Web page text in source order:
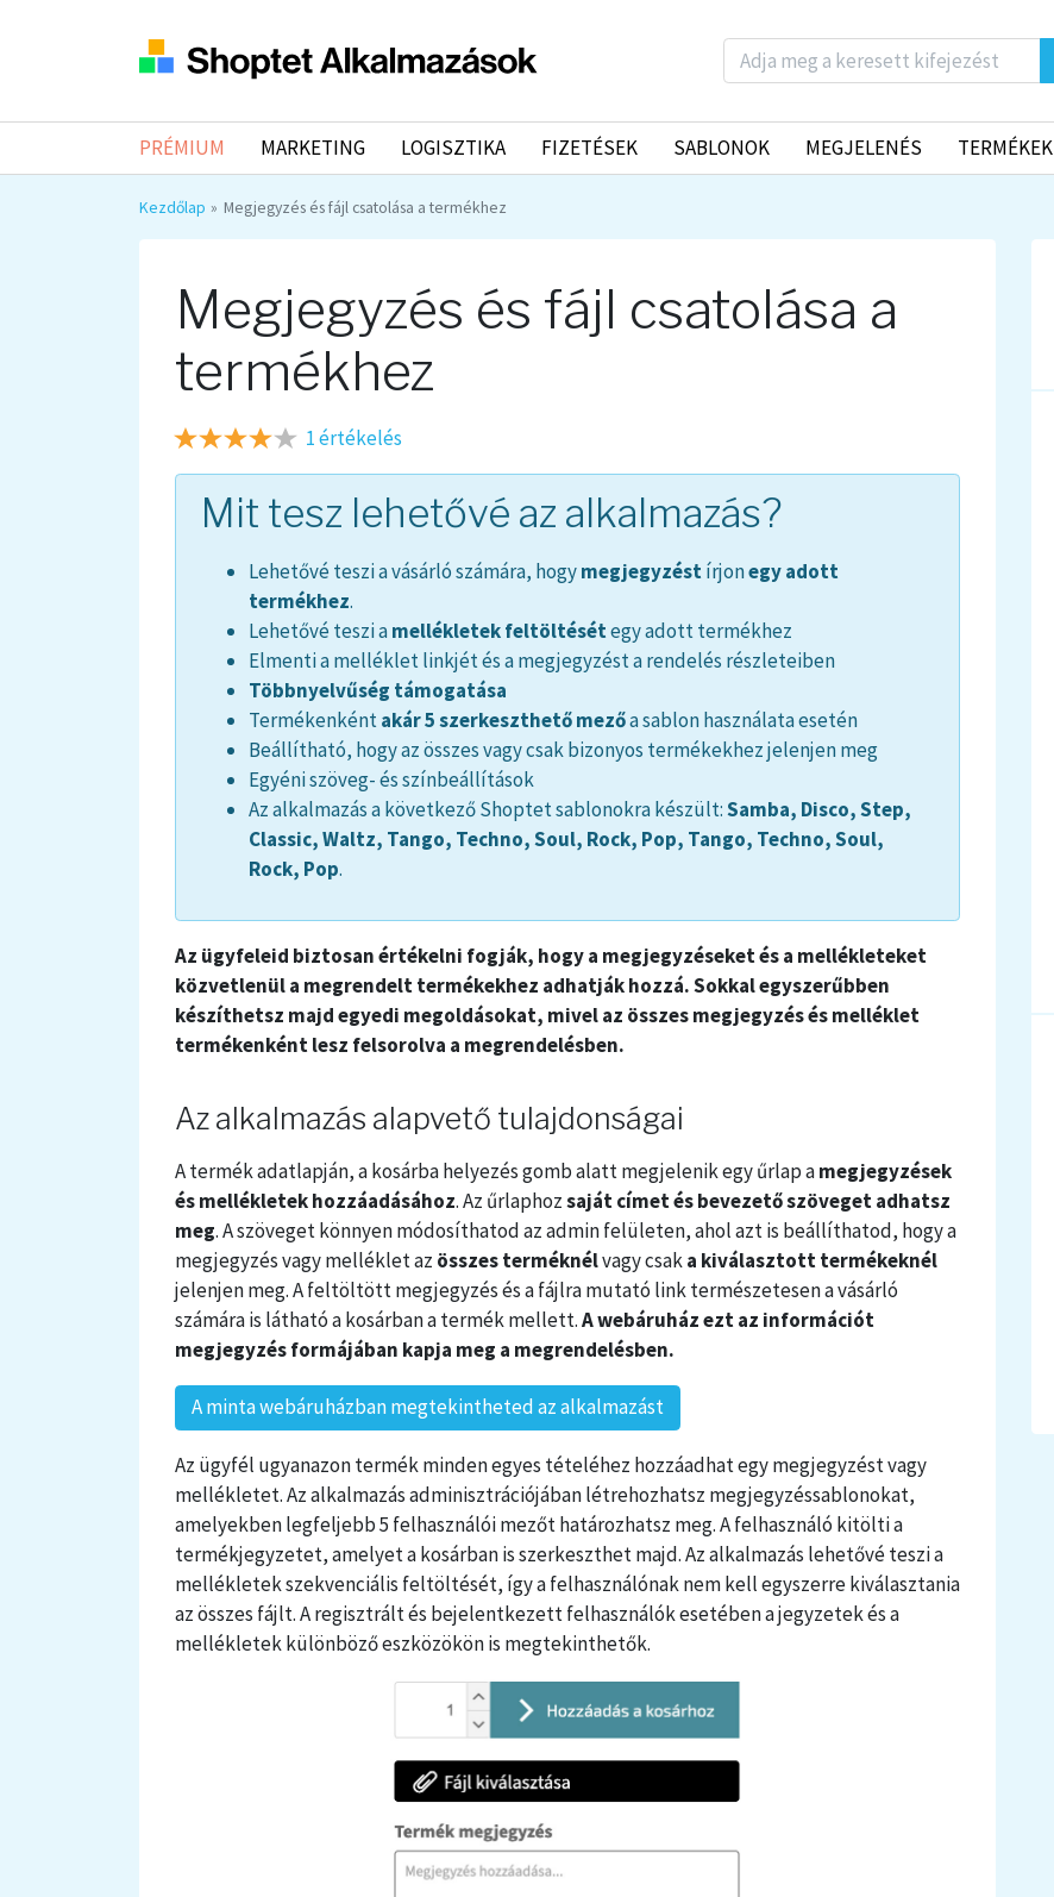
PRÉMIUM MARKETING LOGISZTIKA FIZETÉSEK SABLONOK MEGJELENÉS TERMÉKEK
Kezdőlap Megjegyzés és fájl csatolása a termékhez
Megjegyzés és fájl csatolása a
termékhez
1 értékelés
Mit tesz lehetővé az alkalmazás?
Lehetővé teszi a vásárló számára, hogymegjegyzéstírjonegy adott
termékhez.
Lehetővé teszi amellékletek feltöltésétegy adott termékhez
Elmenti a melléklet linkjét és a megjegyzést a rendelés részleteiben
Többnyelvűség támogatása
Termékenkéntakár 5 szerkeszthető mezőa sablon használata esetén
Beállítható, hogy az összes vagy csak bizonyos termékekhez jelenjen meg
Egyéni szöveg- és színbeállítások
Az alkalmazás a következő Shoptet sablonokra készült:Samba, Disco, Step,
Classic, Waltz, Tango, Techno, Soul, Rock, Pop, Tango, Techno, Soul,
Rock, Pop.
Az ügyfeleid biztosan értékelni fogják, hogy a megjegyzéseket és a mellékleteket
közvetlenül a megrendelt termékekhez adhatják hozzá. Sokkal egyszerűbben
készíthetsz majd egyedi megoldásokat, mivel az összes megjegyzés és melléklet
termékenként lesz felsorolva a megrendelésben.
Az alkalmazás alapvető tulajdonságai
A termék adatlapján, a kosárba helyezés gomb alatt megjelenik egy űrlap amegjegyzések
és mellékletek hozzáadásához. Az űrlaphozsaját címet és bevezető szöveget adhatsz
meg. A szöveget könnyen módosíthatod az admin felületen, ahol azt is beállíthatod, hogy a
megjegyzés vagy melléklet az összes terméknélvagy csaka kiválasztott termékeknél
jelenjen meg. A feltöltött megjegyzés és a fájlra mutató link természetesen a vásárló
számára is látható a kosárban a termék mellett.A webáruház ezt az információt
megjegyzés formájában kapja meg a megrendelésben.
A minta webáruházban megtekintheted az alkalmazást
Az ügyfél ugyanazon termék minden egyes tételéhez hozzáadhat egy megjegyzést vagy
mellékletet. Az alkalmazás adminisztrációjában létrehozhatsz megjegyzéssablonokat,
amelyekben legfeljebb 5 felhasználói mezőt határozhatsz meg. A felhasználó kitölti a
termékjegyzetet, amelyet a kosárban is szerkeszthet majd. Az alkalmazás lehetővé teszi a
mellékletek szekvenciális feltöltését, így a felhasználónak nem kell egyszerre kiválasztania
az összes fájlt. A regisztrált és bejelentkezett felhasználók esetében a jegyzetek és a
mellékletek különböző eszközökön is megtekinthetők.